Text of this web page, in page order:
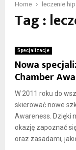
Home leczenie
Tag :
Specjalizacje
Nowa
Chamber
W 2011 roku do
skierować nowe
Awareness. Dzięki
okazję zapoznać
oraz zasadami,